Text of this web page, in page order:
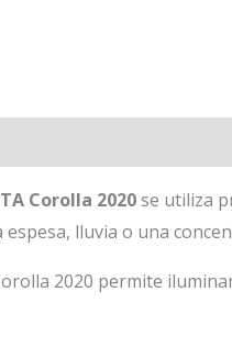
Corolla 2020se utiliza
lluvia o una
2020 permite